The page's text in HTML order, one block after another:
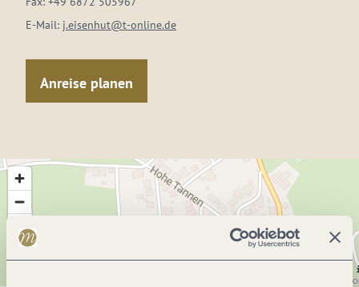
E-Mail: j.eisenhut@t-online.de
Anreise planen